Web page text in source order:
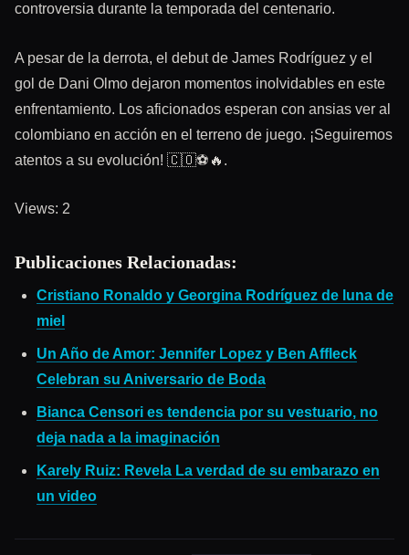
controversia durante la temporada del centenario.
A pesar de la derrota, el debut de James Rodríguez y el
gol de Dani Olmo dejaron momentos inolvidables en este
enfrentamiento. Los aficionados esperan con ansias ver al
colombiano en acción en el terreno de juego. ¡Seguiremos
atentos a su evolución! 🇨🇴⚽️🔥.
Views: 2
Publicaciones Relacionadas:
Cristiano Ronaldo y Georgina Rodríguez de luna de
miel
Un Año de Amor: Jennifer Lopez y Ben Affleck
Celebran su Aniversario de Boda
Bianca Censori es tendencia por su vestuario, no
deja nada a la imaginación
Karely Ruiz: Revela La verdad de su embarazo en
un video